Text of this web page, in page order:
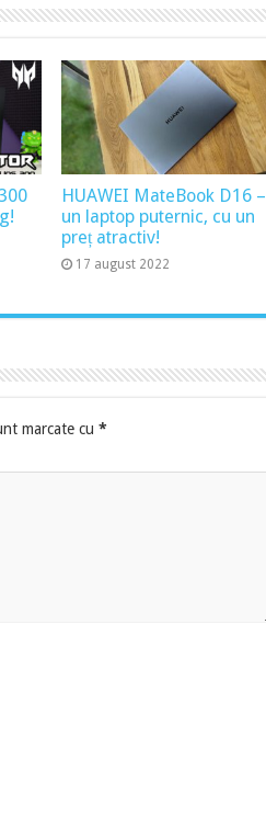
HUAWEI MateBook D16 –
un laptop puternic, cu un
preț atractiv!
17 august 2022
marcate cu *